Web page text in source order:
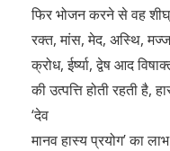
फिर भोजन करने से वह
रक्त, मांस, मेद, अस्थि, मज्जा
क्रोध, ईर्ष्या, द्वेष आद
की उत्पत्ति होती रहती
‘देव
मानव हास्य प्रयोग’ का